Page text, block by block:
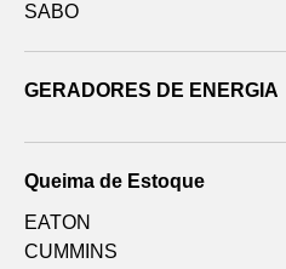
SABO
GERADORES DE ENERGIA
Queima de Estoque
EATON
CUMMINS